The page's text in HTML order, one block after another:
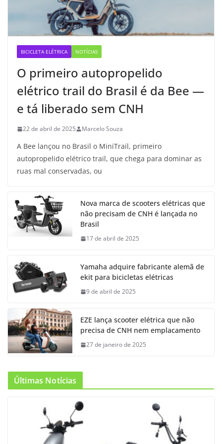
BICICLETA ELÉTRICA NOTÍCIAS
O primeiro autopropelido
elétrico trail do Brasil é da Bee —
e tá liberado sem CNH
22 de abril de 2025 Marcelo Souza
A Bee lançou no Brasil o MiniTrail, primeiro
autopropelido elétrico trail, que chega para dominar as
ruas mal conservadas, ou
Nova marca de scooters elétricas que
não precisam de CNH é lançada no
Brasil
17 de abril de 2025
Yamaha adquire fabricante alemã de
ekit para bicicletas elétricas
9 de abril de 2025
EZE lança scooter elétrica que não
precisa de CNH nem emplacamento
27 de janeiro de 2025
Últimas Notícias